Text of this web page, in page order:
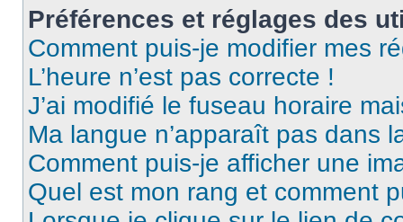
Préférences et réglages des
Comment puis-je modifier mes
L’heure n’est pas correcte !
J’ai modifié le fuseau horaire
Ma langue n’apparaît pas dans
Comment puis-je afficher une
Quel est mon rang et comment